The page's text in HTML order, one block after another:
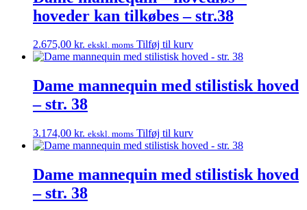
hoveder kan tilkøbes – str.38
2.675,00 kr. ekskl. moms Tilføj til kurv
Dame mannequin med stilistisk hoved
– str. 38
3.174,00 kr. ekskl. moms Tilføj til kurv
Dame mannequin med stilistisk hoved
– str. 38